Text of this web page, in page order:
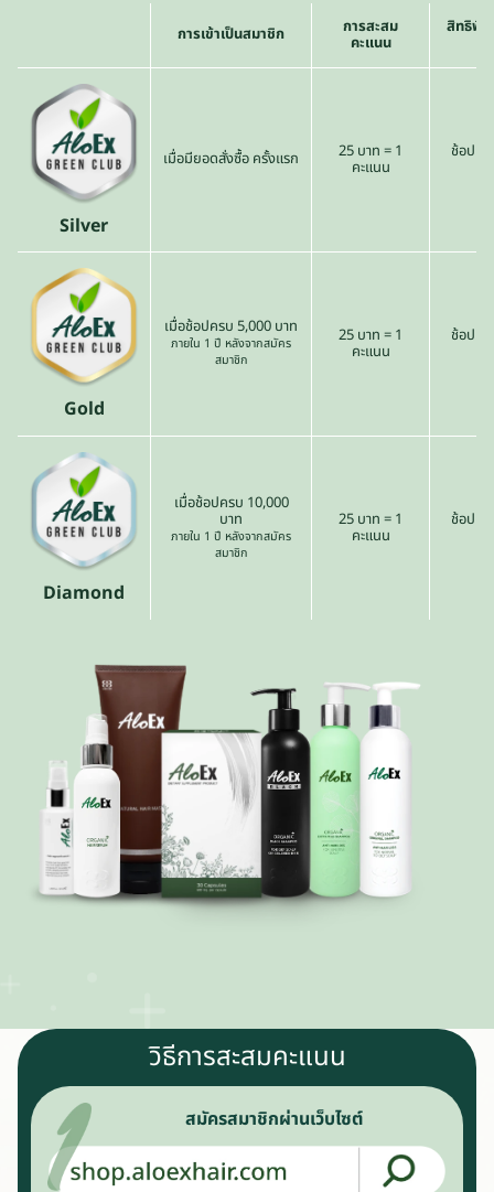
การเข้าเป็นสมาชิก การสะสม
คะแนน
สิทธิพิเ
Silver
เมื่อมียอดสั่งซื้อ ครั้งแรก 25 บาท = 1
คะแนน
ช้อปเดื
Gold
เมื่อช้อปครบ 5,000 บาท
ภายใน 1 ปี หลังจากสมัคร
สมาชิก
25 บาท = 1
คะแนน
ช้อปเดื
Diamond
เมื่อช้อปครบ 10,000
บาท
ภายใน 1 ปี หลังจากสมัคร
สมาชิก
25 บาท = 1
คะแนน
ช้อปเดื
วิธีการสะสมคะแนน
สมัครสมาชิกผ่านเว็บไซต์